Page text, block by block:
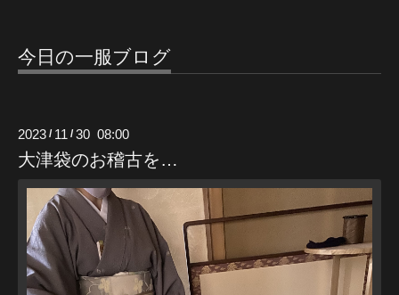
今日の一服ブログ
2023 / 11 /30 08:00
大津袋のお稽古を…